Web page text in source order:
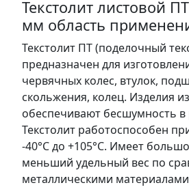
Текстолит листовой
мм область
Текстолит ПТ (поделочный
предназначен для
червячных колес, втулок,
скольжения, колец. Изделия
обеспечивают бесшумность в
Текстолит работоспособен
-40°С до +105°С. Имеет
меньший удельный вес по
металлическими